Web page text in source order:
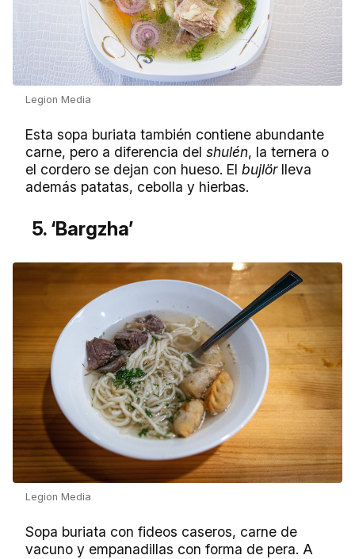
Legion Media
Esta sopa buriata también contiene abundante
carne, pero a diferencia del shulén, la ternera o
el cordero se dejan con hueso. El bujlörlleva
además patatas, cebolla y hierbas.
5. ‘Bargzha’
Legion Media
Sopa buriata con fideos caseros, carne de
vacuno y empanadillas con forma de pera. A